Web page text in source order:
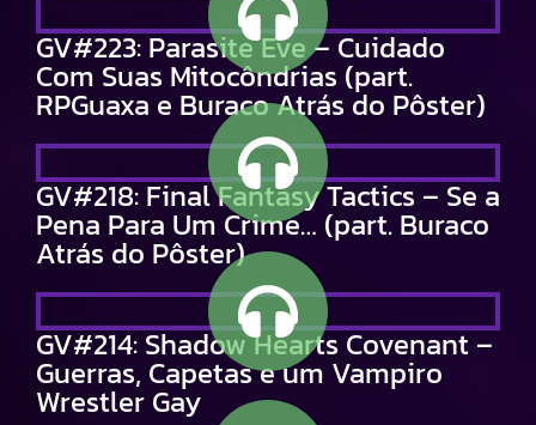
GV#223: Parasite Eve – Cuidado
Com Suas Mitocôndrias (part.
RPGuaxa e Buraco Atrás do Pôster)
GV#218: Final Fantasy Tactics – Se a
Pena Para Um Crime… (part. Buraco
Atrás do Pôster)
GV#214: Shadow Hearts Covenant –
Guerras, Capetas e um Vampiro
Wrestler Gay